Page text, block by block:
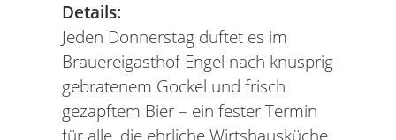
Details:
Jeden Donnerstag duftet es im
Brauereigasthof Engel nach knusprig
gebratenem Gockel und frisch
gezapftem Bier – ein fester Termin